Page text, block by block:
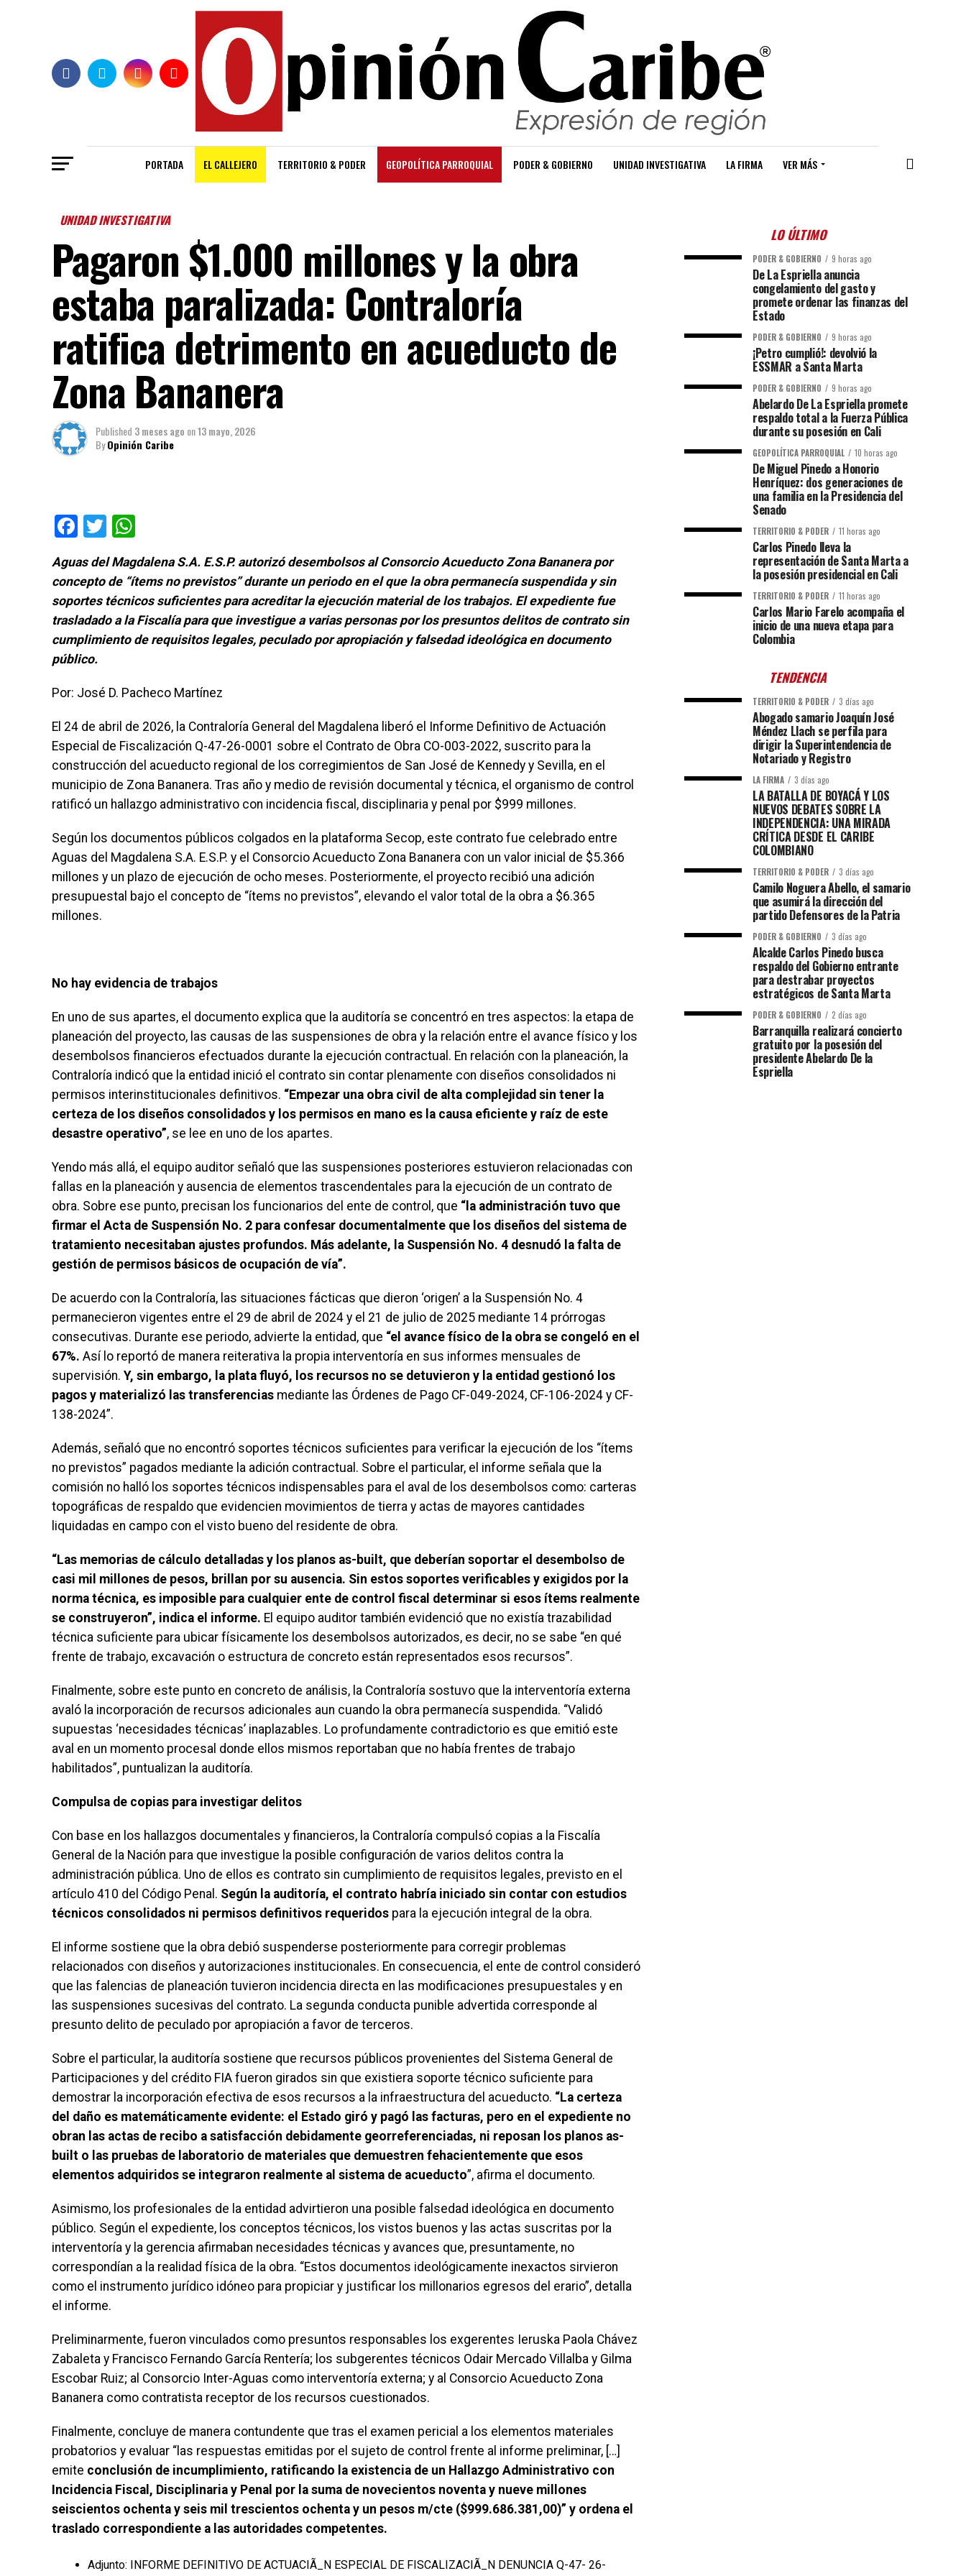
PORTADA EL CALLEJERO TERRITORIO & PODER GEOPOLÍTICA PARROQUIAL PODER & GOBIERNO UNIDAD INVESTIGATIVA LA FIRMA VER MÁS
UNIDAD INVESTIGATIVA
Pagaron $1.000 millones y la obra
estaba paralizada: Contraloría
ratifica detrimento en acueducto de
Zona Bananera
Published 3 meses ago on13 mayo, 2026
ByOpinión Caribe
Facebook
Twitter
Aguas del Magdalena S.A. E.S.P. autorizó desembolsos al Consorcio Acueducto Zona Bananera por
concepto de “ítems no previstos” durante un periodo en el que la obra permanecía suspendida y sin
soportes técnicos suficientes para acreditar la ejecución material de los trabajos. El expediente fue
trasladado a la Fiscalía para que investigue a varias personas por los presuntos delitos de contrato sin
cumplimiento de requisitos legales, peculado por apropiación y falsedad ideológica en documento
público.
Por: José D. Pacheco Martínez
El 24 de abril de 2026, la Contraloría General del Magdalena liberó el Informe Definitivo de Actuación
Especial de Fiscalización Q-47-26-0001 sobre el Contrato de Obra CO-003-2022, suscrito para la
construcción del acueducto regional de los corregimientos de San José de Kennedy y Sevilla, en el
municipio de Zona Bananera. Tras año y medio de revisión documental y técnica, el organismo de control
ratificó un hallazgo administrativo con incidencia fiscal, disciplinaria y penal por $999 millones.
Según los documentos públicos colgados en la plataforma Secop, este contrato fue celebrado entre
Aguas del Magdalena S.A. E.S.P. y el Consorcio Acueducto Zona Bananera con un valor inicial de $5.366
millones y un plazo de ejecución de ocho meses. Posteriormente, el proyecto recibió una adición
presupuestal bajo el concepto de “ítems no previstos”, elevando el valor total de la obra a $6.365
millones.
No hay evidencia de trabajos
En uno de sus apartes, el documento explica que la auditoría se concentró en tres aspectos: la etapa de
planeación del proyecto, las causas de las suspensiones de obra y la relación entre el avance físico y los
desembolsos financieros efectuados durante la ejecución contractual. En relación con la planeación, la
Contraloría indicó que la entidad inició el contrato sin contar plenamente con diseños consolidados ni
permisos interinstitucionales definitivos. “Empezar una obra civil de alta complejidad sin tener la
certeza de los diseños consolidados y los permisos en mano es la causa eficiente y raíz de este
desastre operativo”, se lee en uno de los apartes.
Yendo más allá, el equipo auditor señaló que las suspensiones posteriores estuvieron relacionadas con
fallas en la planeación y ausencia de elementos trascendentales para la ejecución de un contrato de
obra. Sobre ese punto, precisan los funcionarios del ente de control, que “la administración tuvo que
firmar el Acta de Suspensión No. 2 para confesar documentalmente que los diseños del sistema de
tratamiento necesitaban ajustes profundos. Más adelante, la Suspensión No. 4 desnudó la falta de
gestión de permisos básicos de ocupación de vía”.
De acuerdo con la Contraloría, las situaciones fácticas que dieron ‘origen’ a la Suspensión No. 4
permanecieron vigentes entre el 29 de abril de 2024 y el 21 de julio de 2025 mediante 14 prórrogas
consecutivas. Durante ese periodo, advierte la entidad, que “el avance físico de la obra se congeló en el
67%. Así lo reportó de manera reiterativa la propia interventoría en sus informes mensuales de
supervisión. Y, sin embargo, la plata fluyó, los recursos no se detuvieron y la entidad gestionó los
pagos y materializó las transferencias mediante las Órdenes de Pago CF-049-2024, CF-106-2024 y CF-
138-2024”.
Además, señaló que no encontró soportes técnicos suficientes para verificar la ejecución de los “ítems
no previstos” pagados mediante la adición contractual. Sobre el particular, el informe señala que la
comisión no halló los soportes técnicos indispensables para el aval de los desembolsos como: carteras
topográficas de respaldo que evidencien movimientos de tierra y actas de mayores cantidades
liquidadas en campo con el visto bueno del residente de obra.
“Las memorias de cálculo detalladas y los planos as-built, que deberían soportar el desembolso de
casi mil millones de pesos, brillan por su ausencia. Sin estos soportes verificables y exigidos por la
norma técnica, es imposible para cualquier ente de control fiscal determinar si esos ítems realmente
se construyeron”, indica el informe. El equipo auditor también evidenció que no existía trazabilidad
técnica suficiente para ubicar físicamente los desembolsos autorizados, es decir, no se sabe “en qué
frente de trabajo, excavación o estructura de concreto están representados esos recursos”.
Finalmente, sobre este punto en concreto de análisis, la Contraloría sostuvo que la interventoría externa
avaló la incorporación de recursos adicionales aun cuando la obra permanecía suspendida. “Validó
supuestas ‘necesidades técnicas’ inaplazables. Lo profundamente contradictorio es que emitió este
aval en un momento procesal donde ellos mismos reportaban que no había frentes de trabajo
habilitados”, puntualizan la auditoría.
Compulsa de copias para investigar delitos
Con base en los hallazgos documentales y financieros, la Contraloría compulsó copias a la Fiscalía
General de la Nación para que investigue la posible configuración de varios delitos contra la
administración pública. Uno de ellos es contrato sin cumplimiento de requisitos legales, previsto en el
artículo 410 del Código Penal. Según la auditoría, el contrato habría iniciado sin contar con estudios
técnicos consolidados ni permisos definitivos requeridos para la ejecución integral de la obra.
El informe sostiene que la obra debió suspenderse posteriormente para corregir problemas
relacionados con diseños y autorizaciones institucionales. En consecuencia, el ente de control consideró
que las falencias de planeación tuvieron incidencia directa en las modificaciones presupuestales y en
las suspensiones sucesivas del contrato. La segunda conducta punible advertida corresponde al
presunto delito de peculado por apropiación a favor de terceros.
Sobre el particular, la auditoría sostiene que recursos públicos provenientes del Sistema General de
Participaciones y del crédito FIA fueron girados sin que existiera soporte técnico suficiente para
demostrar la incorporación efectiva de esos recursos a la infraestructura del acueducto. “La certeza
del daño es matemáticamente evidente: el Estado giró y pagó las facturas, pero en el expediente no
obran las actas de recibo a satisfacción debidamente georreferenciadas, ni reposan los planos as-
built o las pruebas de laboratorio de materiales que demuestren fehacientemente que esos
elementos adquiridos se integraron realmente al sistema de acueducto”, afirma el documento.
Asimismo, los profesionales de la entidad advirtieron una posible falsedad ideológica en documento
público. Según el expediente, los conceptos técnicos, los vistos buenos y las actas suscritas por la
interventoría y la gerencia afirmaban necesidades técnicas y avances que, presuntamente, no
correspondían a la realidad física de la obra. “Estos documentos ideológicamente inexactos sirvieron
como el instrumento jurídico idóneo para propiciar y justificar los millonarios egresos del erario”, detalla
el informe.
Preliminarmente, fueron vinculados como presuntos responsables los exgerentes Ieruska Paola Chávez
Zabaleta y Francisco Fernando García Rentería; los subgerentes técnicos Odair Mercado Villalba y Gilma
Escobar Ruiz; al Consorcio Inter-Aguas como interventoría externa; y al Consorcio Acueducto Zona
Bananera como contratista receptor de los recursos cuestionados.
Finalmente, concluye de manera contundente que tras el examen pericial a los elementos materiales
probatorios y evaluar “las respuestas emitidas por el sujeto de control frente al informe preliminar, […]
emite conclusión de incumplimiento, ratificando la existencia de un Hallazgo Administrativo con
Incidencia Fiscal, Disciplinaria y Penal por la suma de novecientos noventa y nueve millones
seiscientos ochenta y seis mil trescientos ochenta y un pesos m/cte ($999.686.381,00)” y ordena el
traslado correspondiente a las autoridades competentes.
Adjunto: INFORME DEFINITIVO DE ACTUACIÃ_N ESPECIAL DE FISCALIZACIÃ_N DENUNCIA Q-47- 26-
LO ÚLTIMO
PODER & GOBIERNO 9 horas ago
De La Espriella anuncia
congelamiento del gasto y
promete ordenar las finanzas del
Estado
PODER & GOBIERNO 9 horas ago
¡Petro cumplió!: devolvió la
ESSMAR a Santa Marta
PODER & GOBIERNO 9 horas ago
Abelardo De La Espriella promete
respaldo total a la Fuerza Pública
durante su posesión en Cali
GEOPOLÍTICA PARROQUIAL 10 horas ago
De Miguel Pinedo a Honorio
Henríquez: dos generaciones de
una familia en la Presidencia del
Senado
TERRITORIO & PODER 11 horas ago
Carlos Pinedo lleva la
representación de Santa Marta a
la posesión presidencial en Cali
TERRITORIO & PODER 11 horas ago
Carlos Mario Farelo acompaña el
inicio de una nueva etapa para
Colombia
TENDENCIA
TERRITORIO & PODER 3 días ago
Abogado samario Joaquín José
Méndez Llach se perfila para
dirigir la Superintendencia de
Notariado y Registro
LA FIRMA 3 días ago
LA BATALLA DE BOYACÁ Y LOS
NUEVOS DEBATES SOBRE LA
INDEPENDENCIA: UNA MIRADA
CRÍTICA DESDE EL CARIBE
COLOMBIANO
TERRITORIO & PODER 3 días ago
Camilo Noguera Abello, el samario
que asumirá la dirección del
partido Defensores de la Patria
PODER & GOBIERNO 3 días ago
Alcalde Carlos Pinedo busca
respaldo del Gobierno entrante
para destrabar proyectos
estratégicos de Santa Marta
PODER & GOBIERNO 2 días ago
Barranquilla realizará concierto
gratuito por la posesión del
presidente Abelardo De la
Espriella